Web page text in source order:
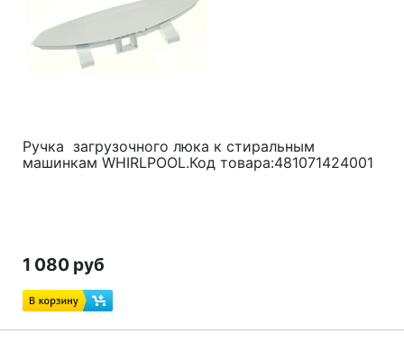
Ручка загрузочного люка к стиральным
машинкам WHIRLPOOL.Код товара:481071424001
1 080 руб